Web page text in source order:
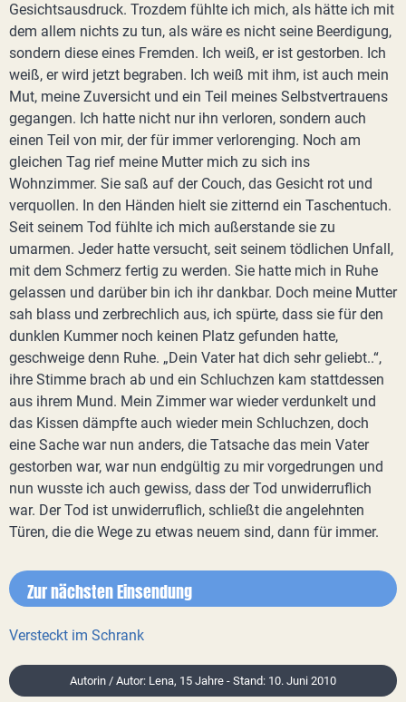
Gesichtsausdruck. Trozdem fühlte ich mich, als hätte ich mit
dem allem nichts zu tun, als wäre es nicht seine Beerdigung,
sondern diese eines Fremden. Ich weiß, er ist gestorben. Ich
weiß, er wird jetzt begraben. Ich weiß mit ihm, ist auch mein
Mut, meine Zuversicht und ein Teil meines Selbstvertrauens
gegangen. Ich hatte nicht nur ihn verloren, sondern auch
einen Teil von mir, der für immer verlorenging. Noch am
gleichen Tag rief meine Mutter mich zu sich ins
Wohnzimmer. Sie saß auf der Couch, das Gesicht rot und
verquollen. In den Händen hielt sie zitternd ein Taschentuch.
Seit seinem Tod fühlte ich mich außerstande sie zu
umarmen. Jeder hatte versucht, seit seinem tödlichen Unfall,
mit dem Schmerz fertig zu werden. Sie hatte mich in Ruhe
gelassen und darüber bin ich ihr dankbar. Doch meine Mutter
sah blass und zerbrechlich aus, ich spürte, dass sie für den
dunklen Kummer noch keinen Platz gefunden hatte,
geschweige denn Ruhe. „Dein Vater hat dich sehr geliebt..“,
ihre Stimme brach ab und ein Schluchzen kam stattdessen
aus ihrem Mund. Mein Zimmer war wieder verdunkelt und
das Kissen dämpfte auch wieder mein Schluchzen, doch
eine Sache war nun anders, die Tatsache das mein Vater
gestorben war, war nun endgültig zu mir vorgedrungen und
nun wusste ich auch gewiss, dass der Tod unwiderruflich
war. Der Tod ist unwiderruflich, schließt die angelehnten
Türen, die die Wege zu etwas neuem sind, dann für immer.
Zur nächsten Einsendung
Versteckt im Schrank
Autorin / Autor: Lena, 15 Jahre - Stand: 10. Juni 2010